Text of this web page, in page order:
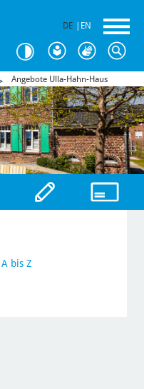
DE EN
Angebote Ulla-Hahn-Haus
bis Z